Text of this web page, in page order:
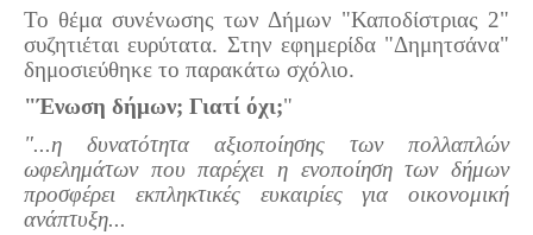
Σέρβου και Δήμος Γορτυνίας
Σερβαίοι
Σερβαίοι Συγγραφείς/Λογoτέχνες
Σερβαίοι Καλλιτέχνες
Γραφή Πατριωτών/Συνεργατών
Σερβαίοι Αγωνιστές/Πεσόντες
Το θέμα συνένωσης των Δήμων "Καποδίστριας 2"
συζητιέται ευρύτατα. Στην εφημερίδα "Δημητσάνα"
δημοσιεύθηκε το παρακάτω σχόλιο.
"Ένωση δήμων; Γιατί όχι;"
"...η δυνατότητα αξιοποίησης των πολλαπλών
ωφελημάτων που παρέχει η ενοποίηση των δήμων
προσφέρει εκπληκτικές ευκαιρίες για οικονομική
ανάπτυξη...